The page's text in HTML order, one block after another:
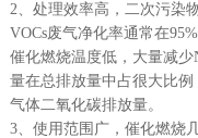
2、处理效率高，二次污染
VOCs废气净化率通常在
催化燃烧温度低，大量减
量在总排放量中占很大比
气体二氧化碳排放量。
3、使用范围广，催化燃烧